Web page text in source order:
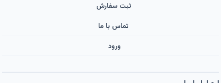
ثبت سفارش
تماس با ما
ورود ‌